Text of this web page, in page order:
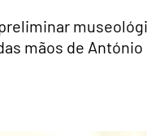
mãos de António